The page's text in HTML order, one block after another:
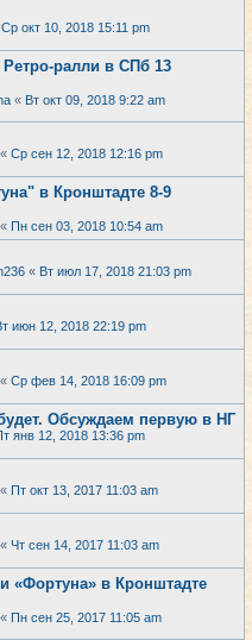
Ср окт 10, 2018 15:11 pm
Ретро-ралли в СПб 13
« Вт окт 09, 2018 9:22 am
« Ср сен 12, 2018 12:16 pm
в Кронштадте 8-9
« Пн сен 03, 2018 10:54 am
« Вт июл 17, 2018 21:03 pm
июн 12, 2018 22:19 pm
« Ср фев 14, 2018 16:09 pm
Обсуждаем первую в НГ
янв 12, 2018 13:36 pm
« Пт окт 13, 2017 11:03 am
« Чт сен 14, 2017 11:03 am
«Фортуна» в Кронштадте
« Пн сен 25, 2017 11:05 am